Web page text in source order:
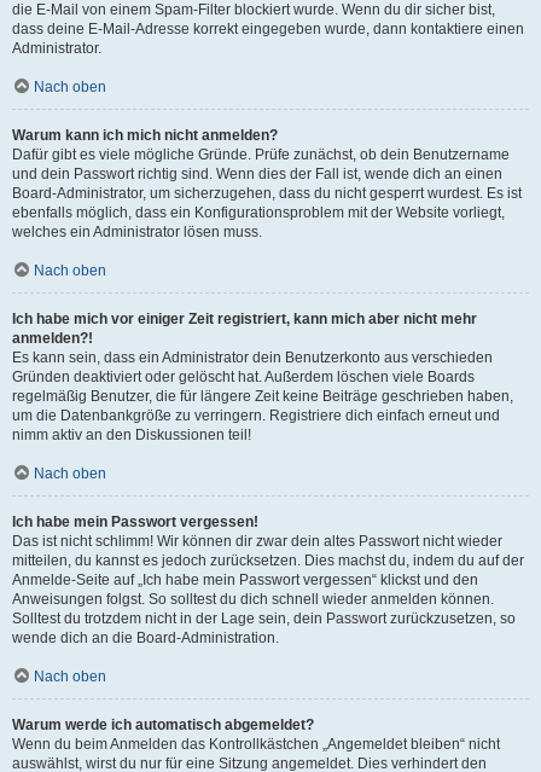
die E-Mail von einem Spam-Filter blockiert wurde. Wenn du dir sicher bist,
dass deine E-Mail-Adresse korrekt eingegeben wurde, dann kontaktiere einen
Administrator.
Nach oben
Warum kann ich mich nicht anmelden?
Dafür gibt es viele mögliche Gründe. Prüfe zunächst, ob dein Benutzername
und dein Passwort richtig sind. Wenn dies der Fall ist, wende dich an einen
Board-Administrator, um sicherzugehen, dass du nicht gesperrt wurdest. Es ist
ebenfalls möglich, dass ein Konfigurationsproblem mit der Website vorliegt,
welches ein Administrator lösen muss.
Nach oben
Ich habe mich vor einiger Zeit registriert, kann mich aber nicht mehr
anmelden?!
Es kann sein, dass ein Administrator dein Benutzerkonto aus verschieden
Gründen deaktiviert oder gelöscht hat. Außerdem löschen viele Boards
regelmäßig Benutzer, die für längere Zeit keine Beiträge geschrieben haben,
um die Datenbankgröße zu verringern. Registriere dich einfach erneut und
nimm aktiv an den Diskussionen teil!
Nach oben
Ich habe mein Passwort vergessen!
Das ist nicht schlimm! Wir können dir zwar dein altes Passwort nicht wieder
mitteilen, du kannst es jedoch zurücksetzen. Dies machst du, indem du auf der
Anmelde-Seite auf „Ich habe mein Passwort vergessen“ klickst und den
Anweisungen folgst. So solltest du dich schnell wieder anmelden können.
Solltest du trotzdem nicht in der Lage sein, dein Passwort zurückzusetzen, so
wende dich an die Board-Administration.
Nach oben
Warum werde ich automatisch abgemeldet?
Wenn du beim Anmelden das Kontrollkästchen „Angemeldet bleiben“ nicht
auswählst, wirst du nur für eine Sitzung angemeldet. Dies verhindert den